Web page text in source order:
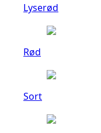
Lyserød
Rød
Sort